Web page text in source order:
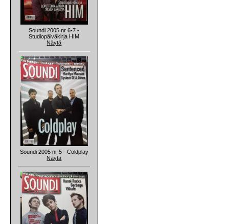
Soundi 2005 nr 6-7 -
Studiopäiväkirja HIM
Näytä
Soundi 2005 nr 5 - Coldplay
Näytä